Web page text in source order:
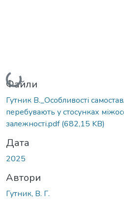
Вантажиться...
Файли
Гутник В._Особливості
перебувають у стосунках
залежності.pdf(682,15 KB)
Дата
2025
Автори
Гутник, В. Г.